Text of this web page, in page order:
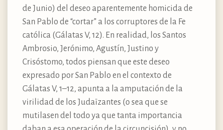
de Junio) del deseo aparentemente homicida de
San Pablo de “cortar” a los corruptores de la Fe
católica (Gálatas V, 12). En realidad, los Santos
Ambrosio, Jerónimo, Agustín, Justino y
Crisóstomo, todos piensan que este deseo
expresado por San Pablo en el contexto de
Gálatas V, 1–12, apunta a la amputación de la
virilidad de los Judaïzantes (o sea que se
mutilasen del todo ya que tanta importancia